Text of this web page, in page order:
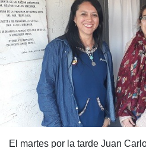
El martes por la tarde Juan